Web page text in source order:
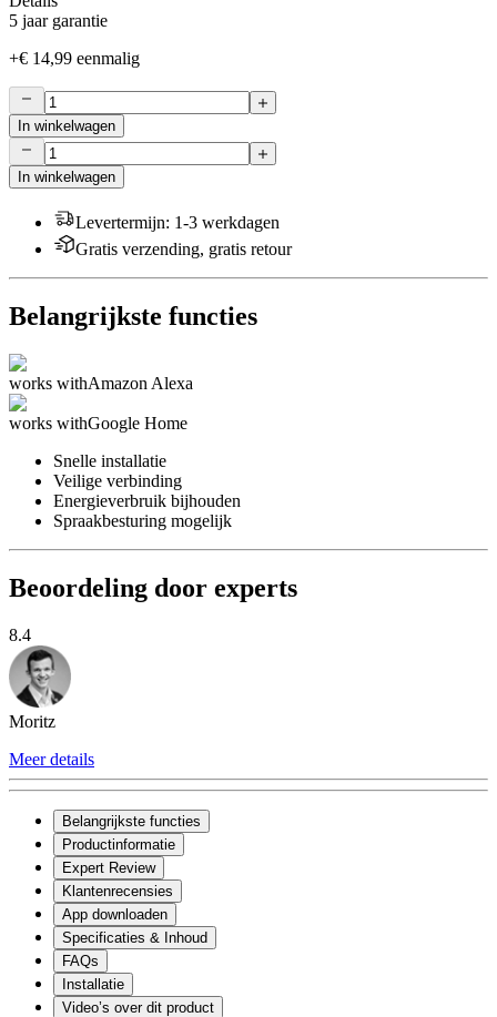
5 jaar garantie
+€ 14,99 eenmalig
In winkelwagen
In winkelwagen
Levertermijn: 1-3 werkdagen
Gratis verzending, gratis retour
Belangrijkste functies
works withAmazon Alexa
works withGoogle Home
Snelle installatie
Veilige verbinding
Energieverbruik bijhouden
Spraakbesturing mogelijk
Beoordeling door experts
8.4
Moritz
Meer details
Belangrijkste functies
Productinformatie
Expert Review
Klantenrecensies
App downloaden
Specificaties & Inhoud
FAQs
Installatie
Video’s over dit product